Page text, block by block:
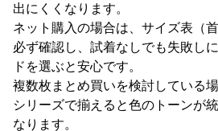
出にくくなります。
ネット購入の場合は、サイズ表（
必ず確認し、試着なしでも失敗し
ドを選ぶと安心です。
複数枚まとめ買いを検討している
シリーズで揃えると色のトーンが
なります。